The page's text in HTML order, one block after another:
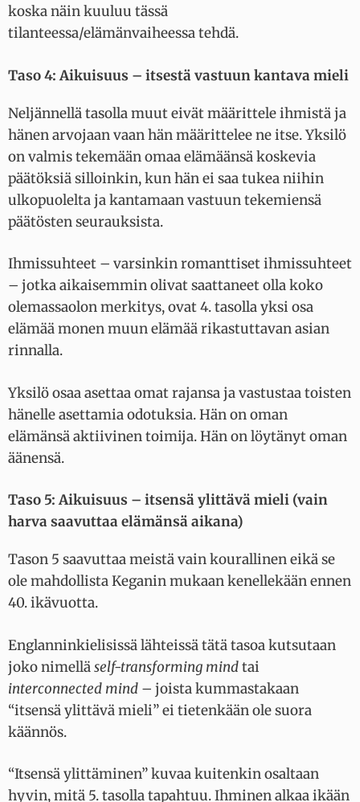
koska näin kuuluu tässä
tilanteessa/elämänvaiheessa tehdä.
Taso 4: Aikuisuus – itsestä vastuun kantava mieli
Neljännellä tasolla muut eivät määrittele ihmistä ja
hänen arvojaan vaan hän määrittelee ne itse. Yksilö
on valmis tekemään omaa elämäänsä koskevia
päätöksiä silloinkin, kun hän ei saa tukea niihin
ulkopuolelta ja kantamaan vastuun tekemiensä
päätösten seurauksista.
Ihmissuhteet – varsinkin romanttiset ihmissuhteet
– jotka aikaisemmin olivat saattaneet olla koko
olemassaolon merkitys, ovat 4. tasolla yksi osa
elämää monen muun elämää rikastuttavan asian
rinnalla.
Yksilö osaa asettaa omat rajansa ja vastustaa toisten
hänelle asettamia odotuksia. Hän on oman
elämänsä aktiivinen toimija. Hän on löytänyt oman
äänensä.
Taso 5: Aikuisuus – itsensä ylittävä mieli (vain
harva saavuttaa elämänsä aikana)
Tason 5 saavuttaa meistä vain kourallinen eikä se
ole mahdollista Keganin mukaan kenellekään ennen
40. ikävuotta.
Englanninkielisissä lähteissä tätä tasoa kutsutaan
joko nimelläself-transforming mindtai
interconnected mind – joista kummastakaan
“itsensä ylittävä mieli” ei tietenkään ole suora
käännös.
“Itsensä ylittäminen” kuvaa kuitenkin osaltaan
hyvin, mitä 5. tasolla tapahtuu. Ihminen alkaa ikään